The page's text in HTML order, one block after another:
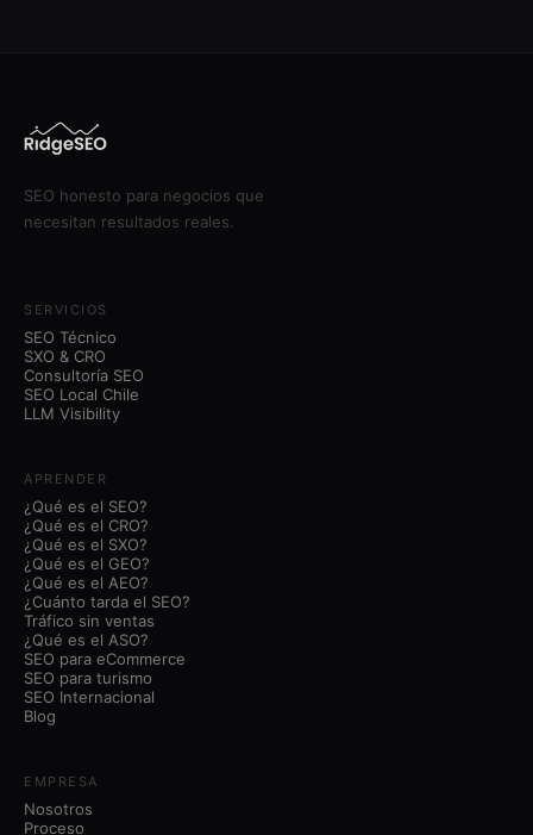
SEO honesto para negocios que
necesitan resultados reales.
SERVICIOS
SEO Técnico
SXO & CRO
Consultoría SEO
SEO Local Chile
LLM Visibility
APRENDER
¿Qué es el SEO?
¿Qué es el CRO?
¿Qué es el SXO?
¿Qué es el GEO?
¿Qué es el AEO?
¿Cuánto tarda el SEO?
Tráfico sin ventas
¿Qué es el ASO?
SEO para eCommerce
SEO para turismo
SEO Internacional
Blog
EMPRESA
Nosotros
Proceso